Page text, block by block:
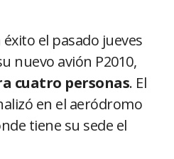
el pasado jueves
nuevo avión P2010,
cuatro personas. El
en el aeródromo
tiene su sede el